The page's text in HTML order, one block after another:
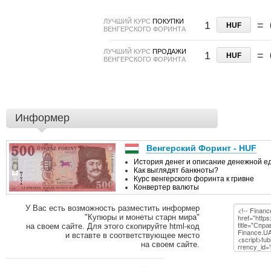
ЛУЧШИЙ КУРСПОКУПКИ
ВЕНГЕРСКОГО ФОРИНТА
1 HUF =
ЛУЧШИЙ КУРСПРОДАЖИ
ВЕНГЕРСКОГО ФОРИНТА
1 HUF =
Информер
У Вас есть возможность разместить информер
"Купюры и монеты старн мира"
на своем сайте. Для этого скопируйте html-код
и вставте в соответствующее место
на своем сайте.